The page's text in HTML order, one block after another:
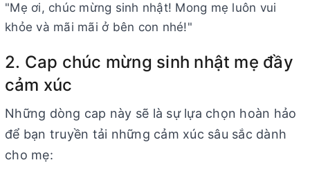
"Mẹ ơi, chúc mừng sinh nhật! Mong mẹ luôn vui
khỏe và mãi mãi ở bên con nhé!"
2. Cap chúc mừng sinh nhật mẹ đầy
cảm xúc
Những dòng cap này sẽ là sự lựa chọn hoàn hảo
để bạn truyền tải những cảm xúc sâu sắc dành
cho mẹ: